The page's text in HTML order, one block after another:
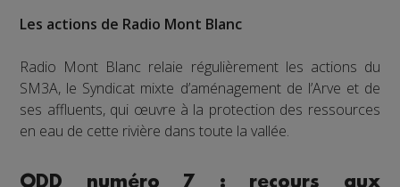
Les actions de Radio Mont Blanc
Radio Mont Blanc relaie régulièrement les actions du
SM3A, le Syndicat mixte d’aménagement de l’Arve et de
ses affluents, qui œuvre à la protection des ressources
en eau de cette rivière dans toute la vallée.
ODD numéro 7 : recours aux